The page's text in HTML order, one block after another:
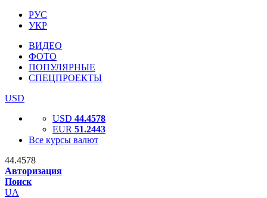
РУС
УКР
ВИДЕО
ФОТО
ПОПУЛЯРНЫЕ
СПЕЦПРОЕКТЫ
USD
USD 44.4578
EUR 51.2443
Все курсы валют
44.4578
Авторизация
Поиск
UA